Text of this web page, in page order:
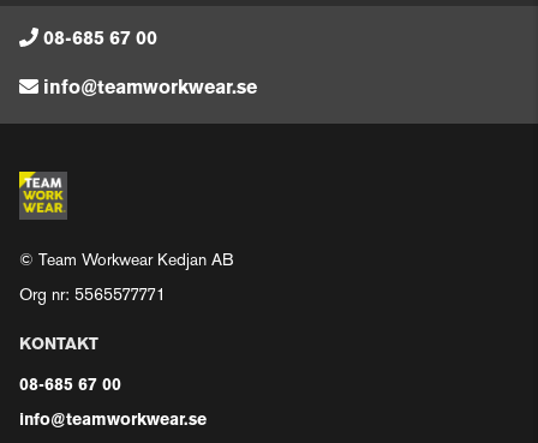
08-685 67 00
info@teamworkwear.se
© Team Workwear Kedjan AB
Org nr: 5565577771
KONTAKT
08-685 67 00
info@teamworkwear.se